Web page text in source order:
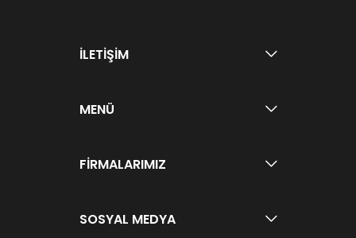
İLETİŞİM
MENÜ
FİRMALARIMIZ
SOSYAL MEDYA